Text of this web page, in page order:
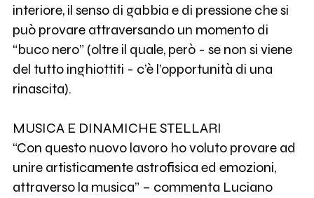
interiore, il senso di gabbia e di pressione che si
può provare attraversando un momento di
“buco nero” (oltre il quale, però - se non si viene
del tutto inghiottiti - c’è l’opportunità di una
rinascita).
MUSICA E DINAMICHE STELLARI
“Con questo nuovo lavoro ho voluto provare ad
unire artisticamente astrofisica ed emozioni,
attraverso la musica” – commenta Luciano